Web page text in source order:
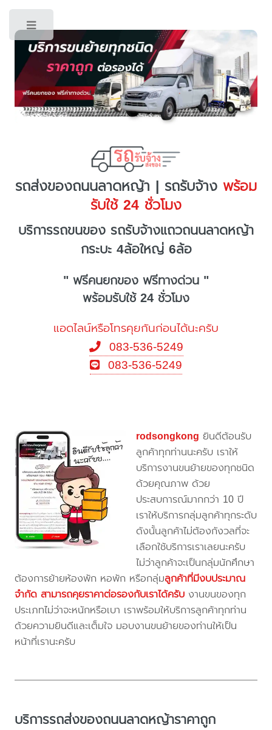
รถส่งของถนนลาดหญ้า | รถรับจ้าง พร้อม
รับใช้ 24 ชั่วโมง
บริการรถขนของ รถรับจ้างแถวถนนลาดหญ้า
กระบะ 4ล้อใหญ่ 6ล้อ
" ฟรีคนยกของ ฟรีทางด่วน "
พร้อมรับใช้ 24 ชั่วโมง
แอดไลน์หรือโทรคุยกันก่อนได้นะครับ
083-536-5249
083-536-5249
rodsongkong ยินดีต้อนรับ
ลูกค้าทุกท่านนะครับ เราให้
บริการงานขนย้ายของทุกชนิด
ด้วยคุณภาพ ด้วย
ประสบการณ์มากกว่า 10 ปี
เราให้บริการกลุ่มลูกค้าทุกระดับ
ดังนั้นลูกค้าไม่ต้องกังวลที่จะ
เลือกใช้บริการเราเลยนะครับ
ไม่ว่าลูกค้าจะเป็นกลุ่มนักศึกษา
ต้องการย้ายห้องพัก หอพัก หรือกลุ่มลูกค้าที่มีงบประมาณ
จำกัด สามารถคุยราคาต่อรองกับเราได้ครับ งานขนของทุก
ประเภทไม่ว่าจะหนักหรือเบา เราพร้อมให้บริการลูกค้าทุกท่าน
ด้วยความยินดีและเต็มใจ มอบงานขนย้ายของท่านให้เป็น
หน้าที่เรานะครับ
บริการรถส่งของถนนลาดหญ้าราคาถูก
Toggle